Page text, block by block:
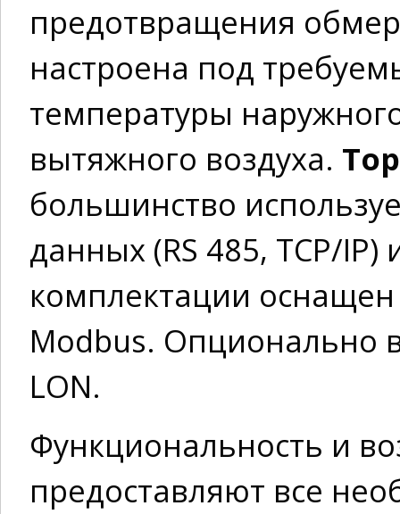
предотвращения
настроена под
температуры
вытяжного воздуха.
большинство
данных (RS 485, TCP/IP)
комплектации оснащен
Modbus. Опционально
LON.
Функциональность и
предоставляют все